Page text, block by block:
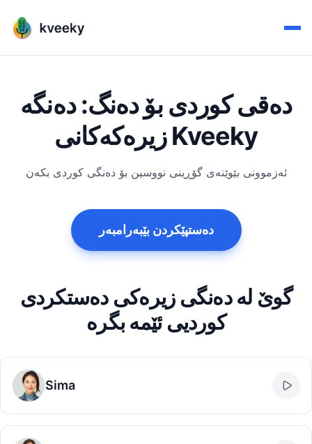
دەقی کوردی بۆ دەنگ: دەنگە
زیرەکەکانی Kveeky
ئەزموونی بێوێنەی گۆڕینی نووسین بۆ دەنگی کوردی بکەن
دەستپێکردن بێبەرامبەر
گوێ لە دەنگی زیرەکی دەستکردی
کوردیی ئێمە بگرە
Sima